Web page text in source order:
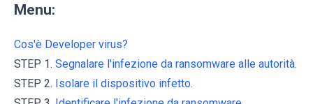
Menu:
Cos'è Developer virus?
STEP 1. Segnalare l'infezione da ransomware alle autorità.
STEP 2. Isolare il dispositivo infetto.